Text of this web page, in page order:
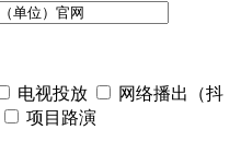
电视投放
网络播出（抖
项目路演